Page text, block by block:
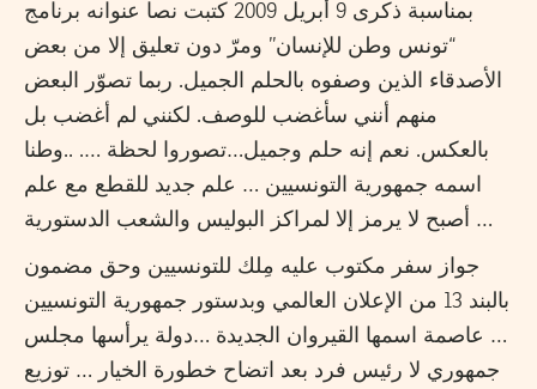
بمناسبة ذكرى 9 أبريل 2009 كتبت نصا عنوانه برنامج
“تونس وطن للإنسان’’ ومرّ دون تعليق إلا من بعض
الأصدقاء الذين وصفوه بالحلم الجميل. ربما تصوّر البعض
منهم أنني سأغضب للوصف. لكنني لم أغضب بل
بالعكس. نعم إنه حلم وجميل…تصوروا لحظة …. ..وطنا
اسمه جمهورية التونسيين … علم جديد للقطع مع علم
أصبح لا يرمز إلا لمراكز البوليس والشعب الدستورية …
جواز سفر مكتوب عليه مِلك للتونسيين وحق مضمون
بالبند 13 من الإعلان العالمي وبدستور جمهورية التونسيين
… عاصمة اسمها القيروان الجديدة …دولة يرأسها مجلس
جمهوري لا رئيس فرد بعد اتضاح خطورة الخيار … توزيع